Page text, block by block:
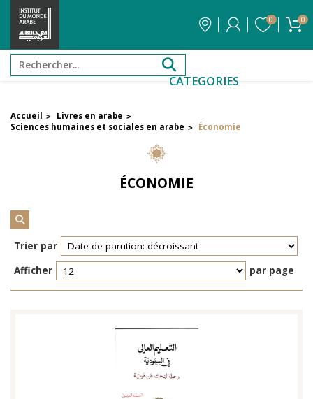
0 0
CATEGORIES
FILTRER PAR PRIX
Filtrer par attribut
Réinitialiser les filtres
TENTER L'ART POUR SOIGNER
Accueil > Livres en arabe >
Sciences humaines et sociales en arabe > Économie
ÉCONOMIE
Trier par
Afficher
par page